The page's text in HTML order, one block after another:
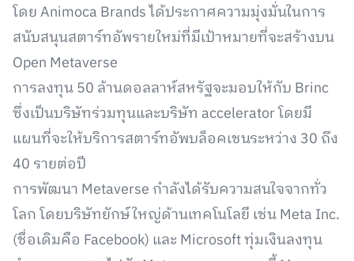
โดย Animoca Brands ได้ประกาศความมุ่งมั่นในการ
สนับสนุนสตาร์ทอัพรายใหม่ที่มีเป้าหมายที่จะสร้างบน
Open Metaverse
การลงทุน 50 ล้านดอลลาห์สหรัฐจะมอบให้กับ Brinc
ซึ่งเป็นบริษัทร่วมทุนและบริษัท accelerator โดยมี
แผนที่จะให้บริการสตาร์ทอัพบล็อคเชนระหว่าง 30 ถึง
40 รายต่อปี
การพัฒนา Metaverse กำลังได้รับความสนใจจากทั่ว
โลก โดยบริษัทยักษ์ใหญ่ด้านเทคโนโลยี เช่น Meta Inc.
(ชื่อเดิมคือ Facebook) และ Microsoft ทุ่มเงินลงทุน